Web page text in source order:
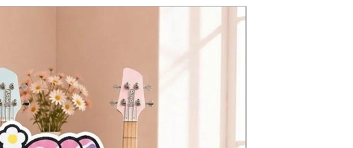
างแท้จริง ด้วยคุณสมบัติที่โดดเด่นทั้งในด้านคุณภาพเสียง, การปรับแต่งที่
งและคุ้มค่าสำหรับการแสดงสดและการทำเพลงในสตูดิโอ